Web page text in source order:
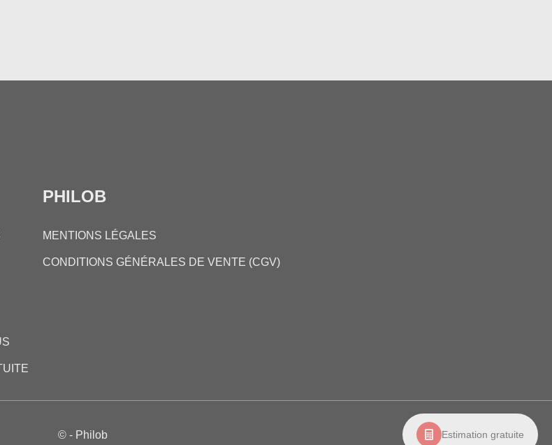
Estimation gratuite
PHILOB
MENTIONS LÉGALES
CONDITIONS GÉNÉRALES DE VENTE (CGV)
© - Philob